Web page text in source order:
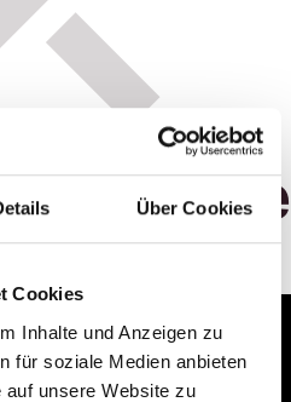
Über Cookies
Cookies
Inhalte und Anzeigen zu
für soziale Medien anbieten
unsere Website zu
wieder erreichbar!